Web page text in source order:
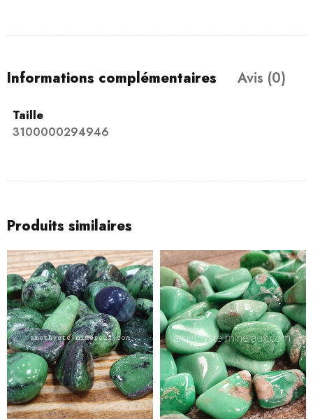
Informations complémentaires Avis (0)
Taille
3100000294946
Produits similaires